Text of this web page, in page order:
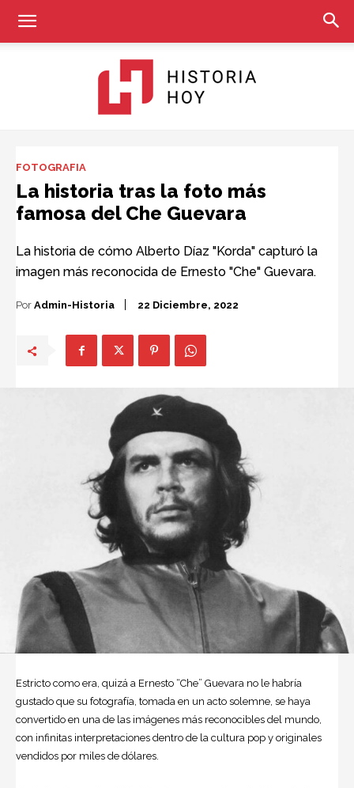
Hoy
FOTOGRAFIA
La historia tras la foto más
famosa del Che Guevara
La historia de cómo Alberto Díaz "Korda" capturó la
imagen más reconocida de Ernesto "Che" Guevara.
Por Admin-Historia 22 Diciembre, 2022
Estricto como era, quizá a Ernesto “Che” Guevara no le habría
gustado que su fotografía, tomada en un acto solemne, se haya
convertido en una de las imágenes más reconocibles del mundo,
con infinitas interpretaciones dentro de la cultura pop y originales
vendidos por miles de dólares.